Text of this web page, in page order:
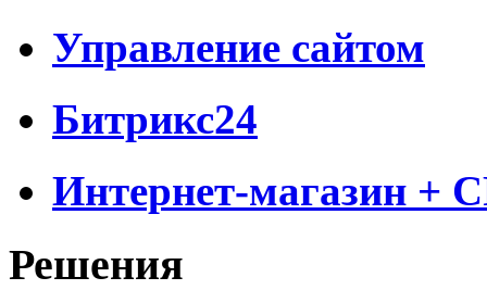
Управление сайтом
Битрикс24
Интернет-магазин +
Решения